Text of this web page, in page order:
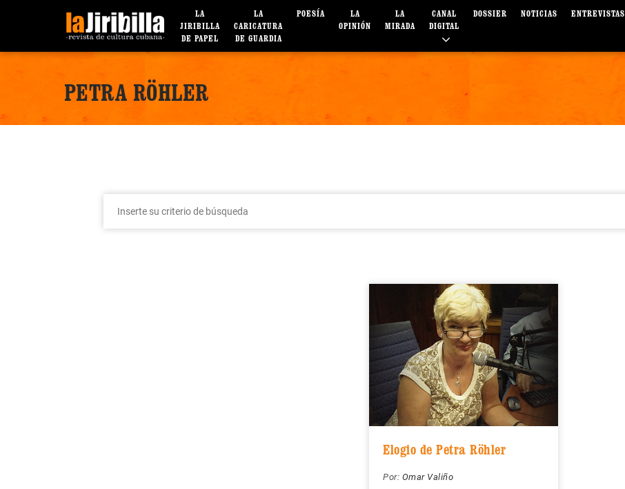
LA
JIRIBILLA
DE PAPEL
LA
CARICATURA
DE GUARDIA
POESÍA
LA
OPINIÓN
LA
MIRADA
CANAL
DIGITAL
DOSSIER NOTICIAS ENTREVISTAS
PETRA RÖHLER
Elogio de Petra Röhler
Por: Omar Valiño